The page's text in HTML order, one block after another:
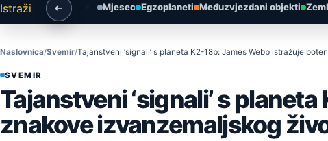
Istraži Mjesec Egzoplaneti Međuzvjezdani objekti
Naslovnica Svemir Tajanstveni ‘signali’ s planeta K2-18b: James Webb istražuje
SVEMIR
Tajanstveni ‘signali’ s
znakove izvanzemaljskog